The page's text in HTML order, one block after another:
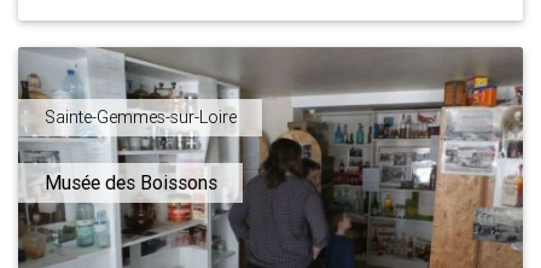
Sainte-Gemmes-sur-Loire
Musée des Boissons